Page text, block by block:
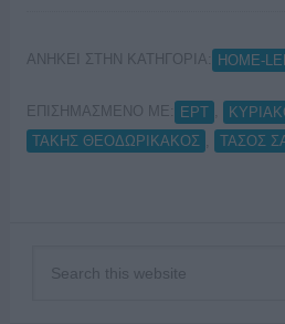
ΑΝΗΚΕΙ ΣΤΗΝ ΚΑΤΗΓΟΡΙΑ: HOME-
ΕΠΙΣΗΜΑΣΜΕΝΟ ΜΕ: ΕΡΤ
ΤΑΚΗΣ ΘΕΟΔΩΡΙΚΑΚΟΣ
ΤΑΣΟΣ